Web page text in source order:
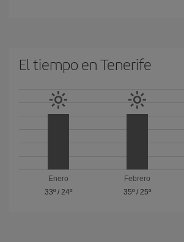
El tiempo en Tenerife
Enero
33º/ 24º
Febrero
35º/ 25º